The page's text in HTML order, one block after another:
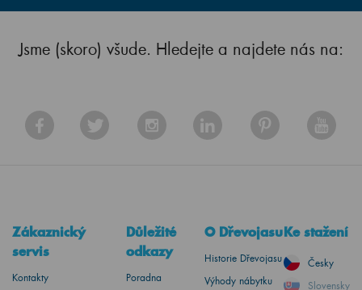
Jsme (skoro) všude. Hledejte a najdete nás na:
Zákaznický
servis
Kontakty
Důležité
odkazy
Poradna
O Dřevojasu
Historie Dřevojasu
Výhody nábytku
Ke stažení
Česky
Slovensky